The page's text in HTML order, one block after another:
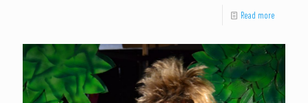
Read more